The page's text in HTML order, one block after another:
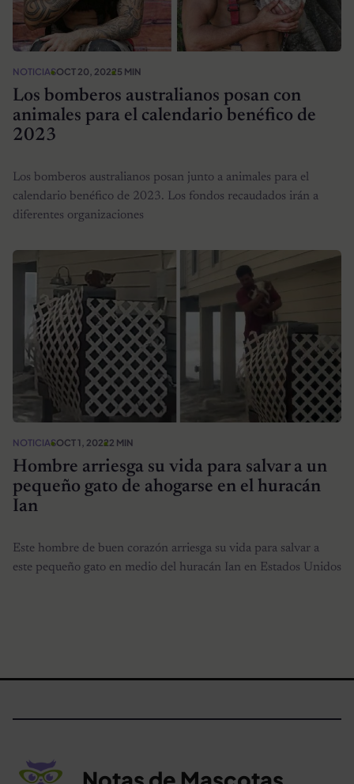
NOTICIASOCT 20, 20225 MIN
Los bomberos australianos posan con
animales para el calendario benéfico de
2023
Los bomberos australianos posan junto a animales para el
calendario benéfico de 2023. Los fondos recaudados irán a
diferentes organizaciones
NOTICIASOCT 1, 20222 MIN
Hombre arriesga su vida para salvar a un
pequeño gato de ahogarse en el huracán
Ian
Este hombre de buen corazón arriesga su vida para salvar a
este pequeño gato en medio del huracán Ian en Estados Unidos